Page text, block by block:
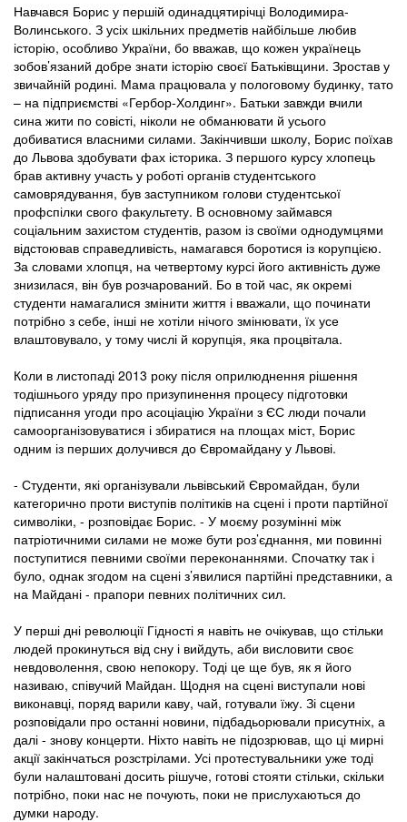
Навчався Борис у першій одинадцятирічці Володимира-
Волинського. З усіх шкільних предметів найбільше любив
історію, особливо України, бо вважав, що кожен українець
зобов’язаний добре знати історію своєї Батьківщини. Зростав у
звичайній родині. Мама працювала у пологовому будинку, тато
– на підприємстві «Гербор-Холдинг». Батьки завжди вчили
сина жити по совісті, ніколи не обманювати й усього
добиватися власними силами. Закінчивши школу, Борис поїхав
до Львова здобувати фах історика. З першого курсу хлопець
брав активну участь у роботі органів студентського
самоврядування, був заступником голови студентської
профспілки свого факультету. В основному займався
соціальним захистом студентів, разом із своїми однодумцями
відстоював справедливість, намагався боротися із корупцією.
За словами хлопця, на четвертому курсі його активність дуже
знизилася, він був розчарований. Бо в той час, як окремі
студенти намагалися змінити життя і вважали, що починати
потрібно з себе, інші не хотіли нічого змінювати, їх усе
влаштовувало, у тому числі й корупція, яка процвітала.
Коли в листопаді 2013 року після оприлюднення рішення
тодішнього уряду про призупинення процесу підготовки
підписання угоди про асоціацію України з ЄС люди почали
самоорганізовуватися і збиратися на площах міст, Борис
одним із перших долучився до Євромайдану у Львові.
- Студенти, які організували львівський Євромайдан, були
категорично проти виступів політиків на сцені і проти партійної
символіки, - розповідає Борис. - У моєму розумінні між
патріотичними силами не може бути роз’єднання, ми повинні
поступитися певними своїми переконаннями. Спочатку так і
було, однак згодом на сцені з’явилися партійні представники, а
на Майдані - прапори певних політичних сил.
У перші дні революції Гідності я навіть не очікував, що стільки
людей прокинуться від сну і вийдуть, аби висловити своє
невдоволення, свою непокору. Тоді це ще був, як я його
називаю, співучий Майдан. Щодня на сцені виступали нові
виконавці, поряд варили каву, чай, готували їжу. Зі сцени
розповідали про останні новини, підбадьорювали присутніх, а
далі - знову концерти. Ніхто навіть не підозрював, що ці мирні
акції закінчаться розстрілами. Усі протестувальники уже тоді
були налаштовані досить рішуче, готові стояти стільки, скільки
потрібно, поки нас не почують, поки не прислухаються до
думки народу.